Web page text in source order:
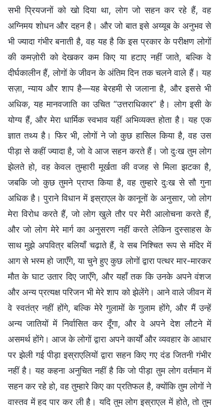
सभी प्रियजनों को खो दिया था, लोग जो सहन कर रहे हैं, वह
अग्निमय शोधन और दहन है। और जो बात इसे अय्यूब के अनुभव से
भी ज्यादा गंभीर बनाती है, वह यह है कि इस प्रकार के परीक्षण लोगों
की कमज़ोरी को देखकर कम किए या हटाए नहीं जाते, बल्कि वे
दीर्घकालीन हैं, लोगों के जीवन के अंतिम दिन तक चलने वाले हैं। यह
सज़ा, न्याय और शाप है—यह बेरहमी से जलाना है, और इससे भी
अधिक, यह मानवजाति का उचित “उत्तराधिकार” है। लोग इसी के
योग्य हैं, और मेरा धार्मिक स्वभाव यहीं अभिव्यक्त होता है। यह एक
ज्ञात तथ्य है। फिर भी, लोगों ने जो कुछ हासिल किया है, वह उस
पीड़ा से कहीं ज्यादा है, जो वे आज सहन करते हैं। जो दुःख तुम लोग
झेलते हो, वह केवल तुम्हारी मूर्खता की वजह से मिला झटका है,
जबकि जो कुछ तुमने प्राप्त किया है, वह तुम्हारे दुःख से सौ गुना
अधिक है। पुराने विधान में इस्राएल के कानूनों के अनुसार, जो लोग
मेरा विरोध करते हैं, जो लोग खुले तौर पर मेरी आलोचना करते हैं,
और जो लोग मेरे मार्ग का अनुसरण नहीं करते लेकिन दुस्साहस के
साथ मुझे अपवित्र बलियाँ चढ़ाते हैं, वे सब निश्चित रूप से मंदिर में
आग से भस्म हो जाएँगे, या चुने हुए कुछ लोगों द्वारा पत्थर मार-मारकर
मौत के घाट उतार दिए जाएँगे, और यहाँ तक कि उनके अपने वंशज
और अन्य प्रत्यक्ष परिजन भी मेरे शाप को झेलेंगे। आने वाले जीवन में
वे स्वतंत्र नहीं होंगे, बल्कि मेरे गुलामों के गुलाम होंगे, और मैं उन्हें
अन्य जातियों में निर्वासित कर दूँगा, और वे अपने देश लौटने में
असमर्थ होंगे। आज के लोगों द्वारा अपने कार्यों और व्यवहार के आधार
पर झेली गई पीड़ा इस्राएलियों द्वारा सहन किए गए दंड जितनी गंभीर
नहीं है। यह कहना अनुचित नहीं है कि जो पीड़ा तुम लोग वर्तमान में
सहन कर रहे हो, वह तुम्हारे किए का प्रतिफल है, क्योंकि तुम लोगों ने
वास्तव में हद पार कर ली है। यदि तुम लोग इस्राएल में होते, तो तुम